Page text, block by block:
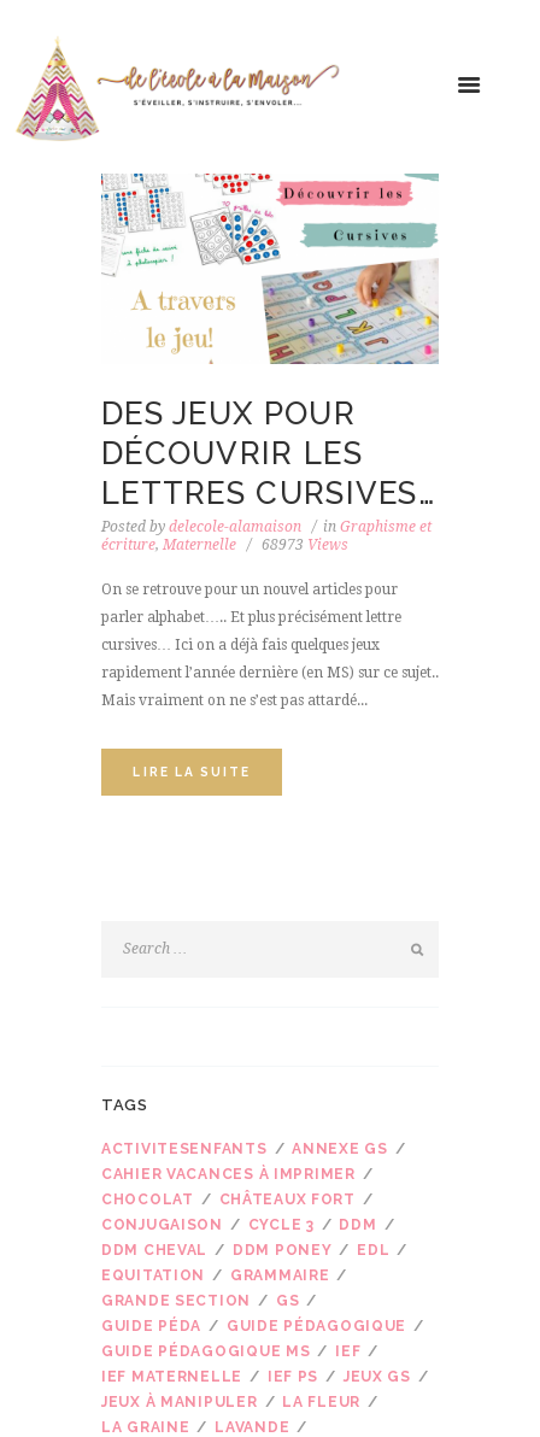
DES JEUX POUR
DÉCOUVRIR LES
LETTRES CURSIVES…
Posted by delecole-alamaison in Graphisme et
écriture, Maternelle 68973 Views
On se retrouve pour un nouvel articles pour
parler alphabet….. Et plus précisément lettre
cursives… Ici on a déjà fais quelques jeux
rapidement l’année dernière (en MS) sur ce sujet..
Mais vraiment on ne s’est pas attardé...
LIRE LA SUITE
TAGS
ACTIVITESENFANTS
ANNEXE GS
CAHIER VACANCES À IMPRIMER
CHOCOLAT
CHÂTEAUX FORT
CONJUGAISON
CYCLE 3
DDM
DDM CHEVAL
DDM PONEY
EDL
EQUITATION
GRAMMAIRE
GRANDE SECTION
GS
GUIDE PÉDA
GUIDE PÉDAGOGIQUE
GUIDE PÉDAGOGIQUE MS
IEF
IEF MATERNELLE
IEF PS
JEUX GS
JEUX À MANIPULER
LA FLEUR
LA GRAINE
LAVANDE